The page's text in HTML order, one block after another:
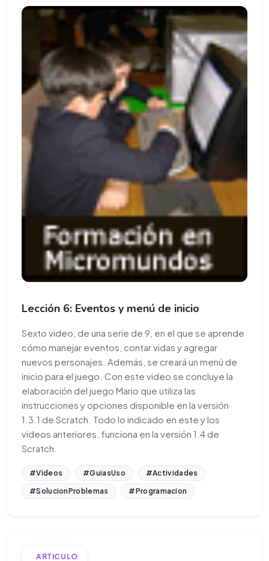
Lección 6: Eventos y menú de inicio
Sexto video, de una serie de 9, en el que se aprende
cómo manejar eventos, contar vidas y agregar
nuevos personajes. Además, se creará un menú de
inicio para el juego. Con este video se concluye la
elaboración del juego Mario que utiliza las
instrucciones y opciones disponible en la versión
1.3.1 de Scratch. Todo lo indicado en este y los
videos anteriores, funciona en la versión 1.4 de
Scratch.
#Videos #GuiasUso
#Actividades
#SolucionProblemas
#Programacion
ARTICULO